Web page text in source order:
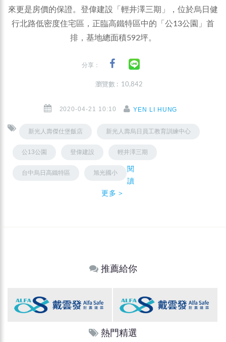
來更是房價的保證。登偉建設「輕井澤三期」，位於烏日健
行北路低密度住宅區，正臨高鐵特區中的「公13公園」首
排，基地總面積592坪。
分享：
瀏覽數 : 10,842
2020-04-21 10:10 YEN LI HUNG
新光人壽傑仕堡飯店 新光人壽烏日員工教育訓練中心
公13公園 登偉建設 輕井澤三期
台中烏日高鐵特區 旭光國小
閱
讀
更多＞
推薦給你
熱門精選